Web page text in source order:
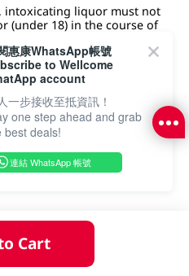
Cart
intoxicating liquor must not
(under 18) in the course of
，向未成年人 (18 歲以下人士)
Policy|DFI Retail Group
The Dairy Farm Company
惠康WhatsApp帳號
to Wellcome
account
一步接收至抵資訊！
one step ahead and grab
best deals!
連結 WhatsApp 帳號